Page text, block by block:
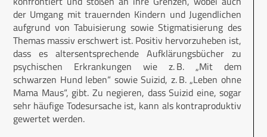
der Umgang mit trauernden Kindern und Jugendlichen
aufgrund von Tabuisierung sowie Stigmatisierung des
Themas massiv erschwert ist. Positiv hervorzuheben ist,
dass es alters­entsprechende Aufklärungsbücher zu
psychischen Erkrankungen wie z. B. „Mit dem
schwarzen Hund leben“ sowie Suizid, z. B. „Leben ohne
Mama Maus“, gibt. Zu negieren, dass Suizid eine, sogar
sehr häufige Todesursache ist, kann als kontraproduktiv
gewertet werden.